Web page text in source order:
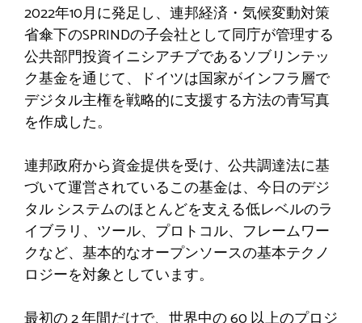
2022年10月に発足し、連邦経済・気候変動対策
省傘下のSPRINDの子会社として同庁が管理する
公共部門投資イニシアチブであるソブリンテッ
ク基金を通じて、ドイツは国家がインフラ層で
デジタル主権を戦略的に支援する方法の青写真
を作成した。
連邦政府から資金提供を受け、公共調達法に基
づいて運営されているこの基金は、今日のデジ
タル システムのほとんどを支える低レベルのラ
イブラリ、ツール、プロトコル、フレームワー
クなど、基本的なオープンソースの基本テクノ
ロジーを対象としています。